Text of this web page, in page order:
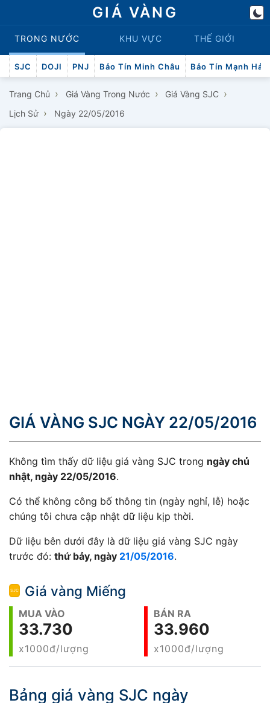
GIÁ VÀNG
TRONG NƯỚC KHU VỰC THẾ GIỚI
SJC DOJI PNJ Bảo Tín Minh Châu Bảo Tín Mạnh Hải
Trang Chủ › Giá Vàng Trong Nước › Giá Vàng SJC ›
Lịch Sử › Ngày 22/05/2016
GIÁ VÀNG SJC NGÀY 22/05/2016
Không tìm thấy dữ liệu giá vàng SJC trong ngày chủ
nhật, ngày 22/05/2016.
Có thể không công bố thông tin (ngày nghỉ, lễ) hoặc
chúng tôi chưa cập nhật dữ liệu kịp thời.
Dữ liệu bên dưới đây là dữ liệu giá vàng SJC ngày
trước đó: thứ bảy, ngày 21/05/2016.
Giá vàng Miếng
MUA VÀO
33.730
x1000đ/lượng
BÁN RA
33.960
x1000đ/lượng
Bảng giá vàng SJC ngày